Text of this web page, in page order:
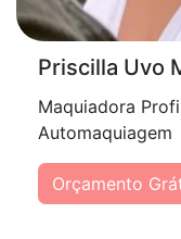
Priscilla Uvo
Maquiadora
Automaquiagem
Orçamento